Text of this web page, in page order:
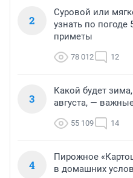
2
Суровой или
узнать по
приметы
78 012 12
3
Какой будет
августа, —
55 109 14
4
Пирожное
в домашних